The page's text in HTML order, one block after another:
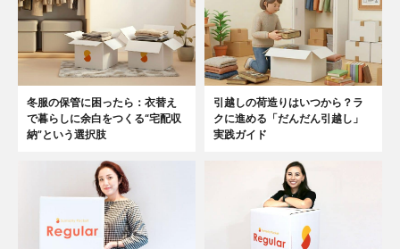
冬服の保管に困ったら：衣替え
で暮らしに余白をつくる“宅配収
納”という選択肢
引越しの荷造りはいつから？ラ
クに進める「だんだん引越し」
実践ガイド